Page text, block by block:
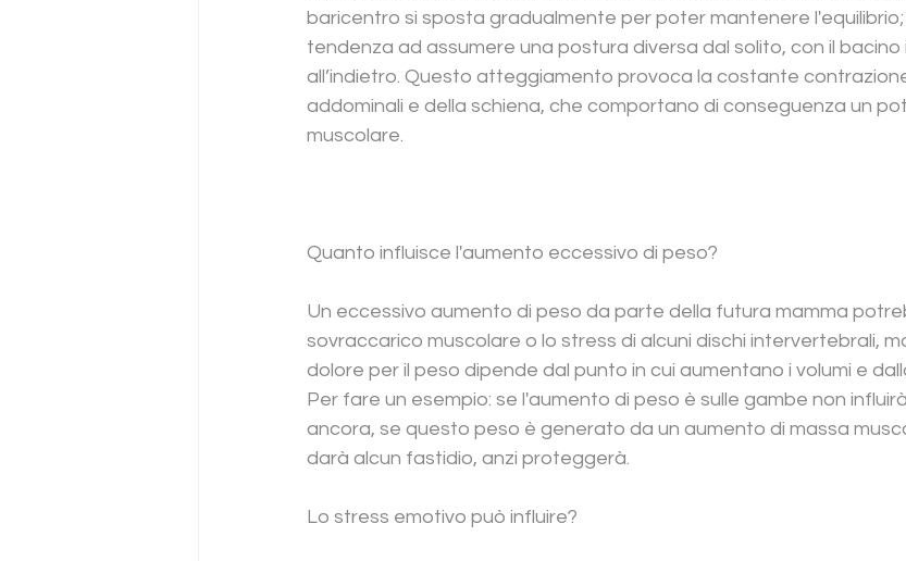
baricentro si sposta gradualmente per poter mantenere
tendenza ad assumere una postura diversa dal solito, con il bacino
all’indietro. Questo atteggiamento provoca la costante
addominali e della schiena, che comportano di conseguenza un
muscolare.
Quanto influisce l'aumento eccessivo di peso?
Un eccessivo aumento di peso da parte della futura mamma
sovraccarico muscolare o lo stress di alcuni dischi intervertebrali,
dolore per il peso dipende dal punto in cui aumentano i volumi e
Per fare un esempio: se l'aumento di peso è sulle gambe non
ancora, se questo peso è generato da un aumento di massa
darà alcun fastidio, anzi proteggerà.
Lo stress emotivo può influire?